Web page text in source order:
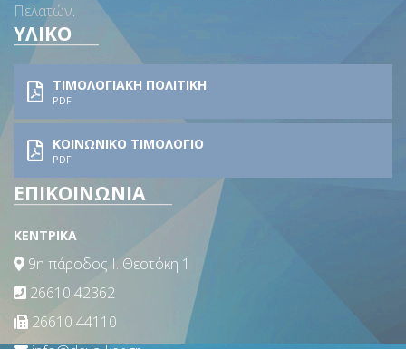
Πελατών.
ΥΛΙΚΟ
ΤΙΜΟΛΟΓΙΑΚΗ ΠΟΛΙΤΙΚΗ
PDF
ΚΟΙΝΩΝΙΚΟ ΤΙΜΟΛΟΓΙΟ
PDF
ΕΠΙΚΟΙΝΩΝΙΑ
ΚΕΝΤΡΙΚΑ
9η πάροδος Ι. Θεοτόκη 1
26610 42362
26610 44110